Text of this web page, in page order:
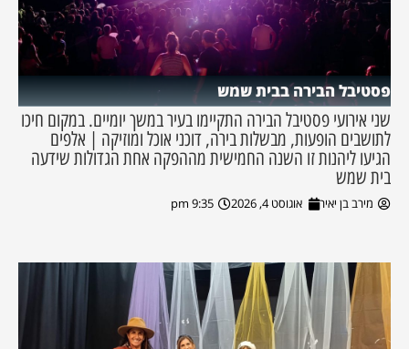
פסטיבל הבירה בבית שמש
שני אירועי פסטיבל הבירה התקיימו בעיר במשך יומיים. במקום חיכו
לתושבים הופעות, מבשלות בירה, דוכני אוכל ומוזיקה | אלפים
הגיעו ליהנות זו השנה החמישית מההפקה אחת הגדולות שידעה
בית שמש
מירב בן יאיר אוגוסט 4, 2026 9:35 pm